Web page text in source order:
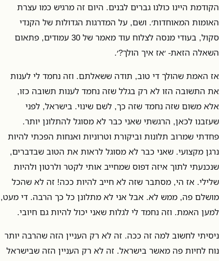
הקודמת היינו כולנו גברים לבנים. היום זה מרגיש כמו עצרת
האומות המאוחדות׳. ושם, על המדרגות הגדולות של הקנדי
סקול, בעודי מנסה לצלוח עוד מאמר של 30 עמודים, פתאום
השאלה הזאת- ׳אז איך הולך?׳.
אז האמת שהולך די טוב, תודה ששאלתם. וזה נחמד לי לענות
את התשובה הזו לא רק בגלל שזה נחמד לענות תשובה כזו,
אלא משום שזה נחמד שזה כך, לשם שינוי. בישראל, לפני
שעזבנו לכאן, הרגשתי שאני כבר לא מסוגל להתלונן יותר.
פחדתי שמרוב תלונות וביקורת וטרוניות ואנחות הפכתי להיות
נרגן מקצועי. שאני כבר לא מסוגל לראות את הטוב שבדברים,
שנכנעתי לתוך איזה דפוס שמחייב אותי לקטר ולרטון ולהיות
שלילי. אז הי, מסתבר שזה לא חייב להיות ככה! זה לא שהכל
מושלם פה, ממש לא. אבל אני לא מתלונן כל כך הרבה. די מעט,
למען האמת. וזה נחמד לי לגלות שאני יכול להיות גם חיובי.
ניסיתי לחשוב למה זה ככה. זה לא רק העניין הזה שהרבה יותר
נוח לחיות פה מאשר בישראל. זה לא רק העניין הזה שבישראל